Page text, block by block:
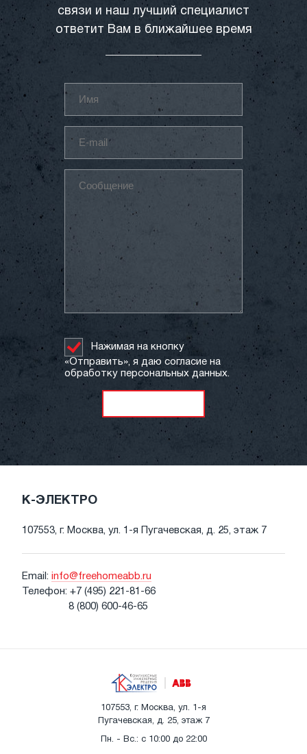
связи и наш лучший специалист
ответит Вам в ближайшее время
Нажимая на кнопку
«Отправить», я даю согласие на
обработку персональных данных.
К-ЭЛЕКТРО
107553, г. Москва, ул. 1-я Пугачевская, д. 25, этаж 7
Email: info@freehomeabb.ru
Телефон: +7 (495) 221-81-66
8 (800) 600-46-65
107553, г. Москва, ул. 1-я
Пугачевская, д. 25, этаж 7
Пн. - Вс.: с 10:00 до 22:00